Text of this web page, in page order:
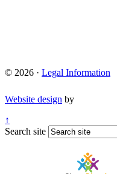
© 2026 · Legal Information
Website design by
↑
Search site